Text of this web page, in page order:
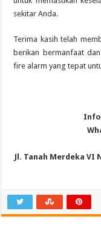
sekitar Anda.
Terima kasih telah
berikan bermanfaat
fire alarm yang tepat
Jl. Tanah Merdeka VI